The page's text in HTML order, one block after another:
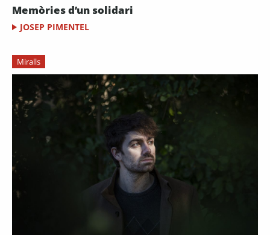
Memòries d’un solidari
JOSEP PIMENTEL
Miralls